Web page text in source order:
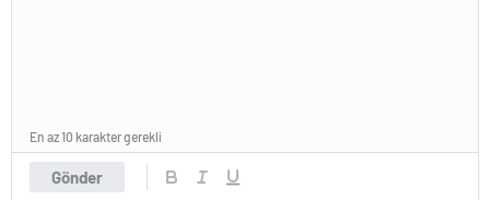
Gönder
En az 10 karakter gerekli